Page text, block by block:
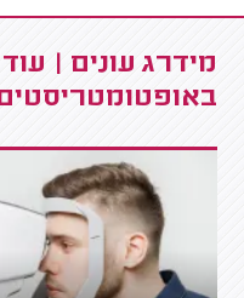
מידרג עונים |